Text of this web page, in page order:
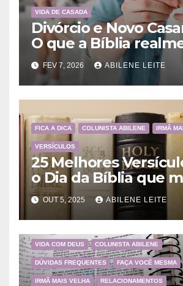
VIDA DE CASADA
Divórcio e Novo
O que a Bíblia
ensina
FEV 7, 2026 ABILENE LEITE
FICA A DICA COLUNISTA ABILENE IRMÃ
VERSÍCULOS
25 Melhores
o Dia da Bíblia que
a importância da
Deus
OUT 5, 2025 ABILENE LEITE
VIDA COM DEUS COLUNISTA ABILENE
DÚVIDAS FREQUENTES FAÇA VOCÊ MESMA
IRMÃ MAIS VELHA RELACIONAMENTOS